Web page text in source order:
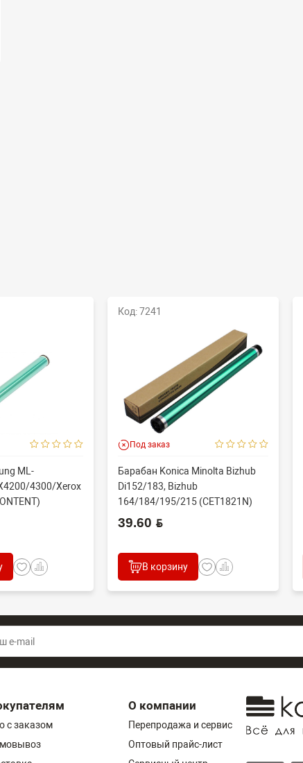
ML-
4300/Xerox
Код: 7241
Под заказ
Барабан Konica Minolta Bizhub
Di152/183, Bizhub
164/184/195/215 (CET1821N)
60000 стр.
39.60 BYN
В корзину
с заказом
О компании
Перепродажа и сервис
Оптовый прайс-лист